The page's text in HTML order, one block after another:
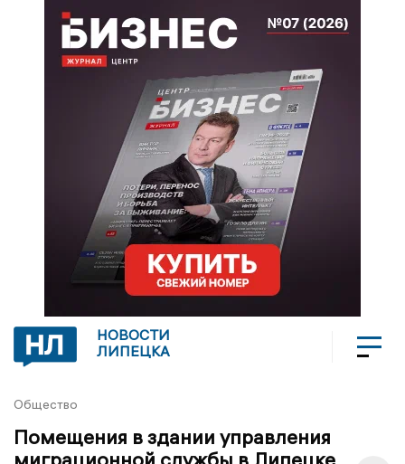
НОВОСТИ
ЛИПЕЦКА
Общество
Помещения в здании управления